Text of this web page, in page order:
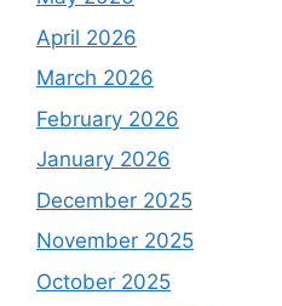
April 2026
March 2026
February 2026
January 2026
December 2025
November 2025
October 2025